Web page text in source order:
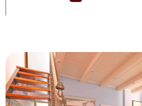
Schwimmbad